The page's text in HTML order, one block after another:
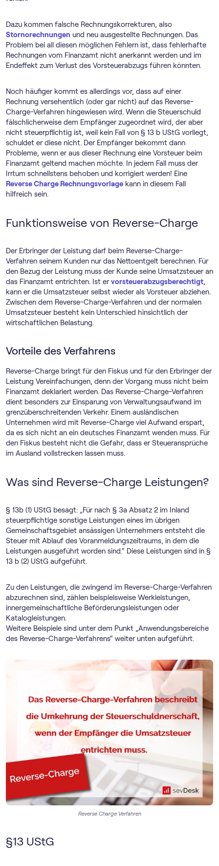
Dazu kommen falsche Rechnungskorrekturen, also
Stornorechnungen und neu ausgestellte Rechnungen. Das
Problem bei all diesen möglichen Fehlern ist, dass fehlerhafte
Rechnungen vom Finanzamt nicht anerkannt werden und im
Endeffekt zum Verlust des Vorsteuerabzugs führen könnten.
Noch häufiger kommt es allerdings vor, dass auf einer
Rechnung versehentlich (oder gar nicht) auf das Reverse-
Charge-Verfahren hingewiesen wird. Wenn die Steuerschuld
fälschlicherweise dem Empfänger zugeordnet wird, der aber
nicht steuerpflichtig ist, weil kein Fall von § 13 b UStG vorliegt,
schuldet er diese nicht. Der Empfänger bekommt dann
Probleme, wenn er aus dieser Rechnung eine Vorsteuer beim
Finanzamt geltend machen möchte. In jedem Fall muss der
Irrtum schnellstens behoben und korrigiert werden! Eine
Reverse Charge Rechnungsvorlage kann in diesem Fall
hilfreich sein.
Funktionsweise von Reverse-Charge
Der Erbringer der Leistung darf beim Reverse-Charge-
Verfahren seinem Kunden nur das Nettoentgelt berechnen. Für
den Bezug der Leistung muss der Kunde seine Umsatzsteuer an
das Finanzamt entrichten. Ist ervorsteuerabzugsberechtigt,
kann er die Umsatzsteuer selbst wieder als Vorsteuer abziehen.
Zwischen dem Reverse-Charge-Verfahren und der normalen
Umsatzsteuer besteht kein Unterschied hinsichtlich der
wirtschaftlichen Belastung.
Vorteile des Verfahrens
Reverse-Charge bringt für den Fiskus und für den Erbringer der
Leistung Vereinfachungen, denn der Vorgang muss nicht beim
Finanzamt deklariert werden. Das Reverse-Charge-Verfahren
dient besonders zur Einsparung von Verwaltungsaufwand im
grenzüberschreitenden Verkehr. Einem ausländischen
Unternehmen wird mit Reverse-Charge viel Aufwand erspart,
da es sich nicht an ein deutsches Finanzamt wenden muss. Für
den Fiskus besteht nicht die Gefahr, dass er Steueransprüche
im Ausland vollstrecken lassen muss.
Was sind Reverse-Charge Leistungen?
§ 13b (1) UStG besagt: „Für nach § 3a Absatz 2 im Inland
steuerpflichtige sonstige Leistungen eines im übrigen
Gemeinschaftsgebiet ansässigen Unternehmers entsteht die
Steuer mit Ablauf des Voranmeldungszeitraums, in dem die
Leistungen ausgeführt worden sind.“ Diese Leistungen sind in §
13 b (2) UStG aufgeführt.
Zu den Leistungen, die zwingend im Reverse-Charge-Verfahren
abzurechnen sind, zählen beispielsweise Werkleistungen,
innergemeinschaftliche Beförderungsleistungen oder
Katalogleistungen.
Weitere Beispiele sind unter dem Punkt „Anwendungsbereiche
des Reverse-Charge-Verfahrens“ weiter unten aufgeführt.
Reverse Charge Verfahren
§13 UStG